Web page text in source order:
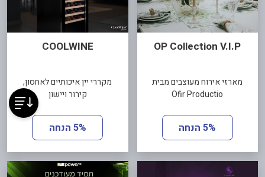
OP Collection V.I.P
מארזי אירוח מעוצבים מבית
Ofir Productio
5% הנחה
COOLWINE
מקררי יין איכותיים לאחסון,
קירור ויישון
5% הנחה